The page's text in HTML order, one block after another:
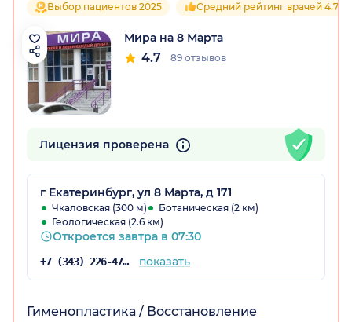
Выбор пациентов 2025 Средний рейтинг врачей 4.7
Мира на 8 Марта
4.7 89 отзывов
Лицензия проверена
г Екатеринбург, ул 8 Марта, д 171
Чкаловская (300 м)
Ботаническая (2 км)
Геологическая (2.6 км)
Откроется завтра в 07:30
+7 (343) 226-47-61 показать
Гименопластика / Восстановление